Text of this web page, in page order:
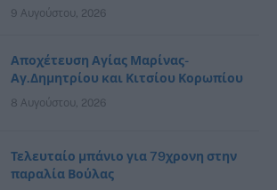
9 Αυγούστου, 2026
Αποχέτευση Αγίας Μαρίνας-
Αγ.Δημητρίου και Κιτσίου Κορωπίου
8 Αυγούστου, 2026
Τελευταίο μπάνιο για 79χρονη στην
παραλία Βούλας